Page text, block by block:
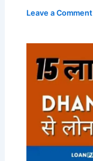
Leave a Comment